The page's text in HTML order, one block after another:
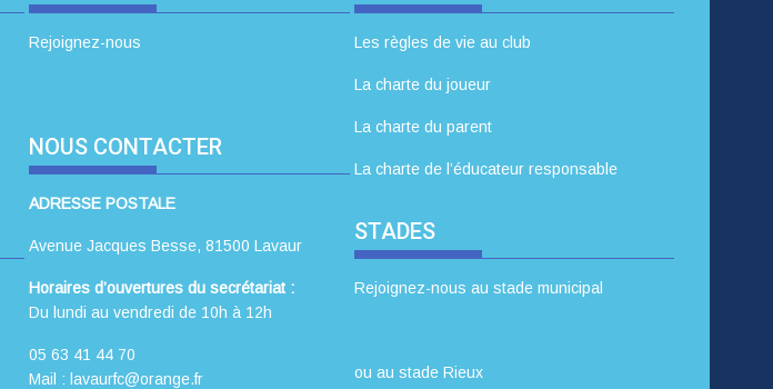
Rejoignez-nous
NOUS CONTACTER
ADRESSE POSTALE
Avenue Jacques Besse, 81500 Lavaur
Horaires d’ouvertures du secrétariat :
Du lundi au vendredi de 10h à 12h
05 63 41 44 70
Mail : lavaurfc@orange.fr
Les règles de vie au club
La charte du joueur
La charte du parent
La charte de l’éducateur responsable
STADES
Rejoignez-nous au stade municipal
ou au stade Rieux